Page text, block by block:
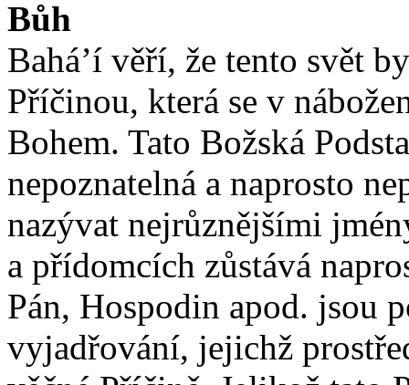
Bůh
Bahá’í věří, že tento svět
Příčinou, která se v
Bohem. Tato Božská
nepoznatelná a naprosto
nazývat nejrůznějšími
a přídomcích zůstává
Pán, Hospodin apod. jsou
vyjadřování, jejichž